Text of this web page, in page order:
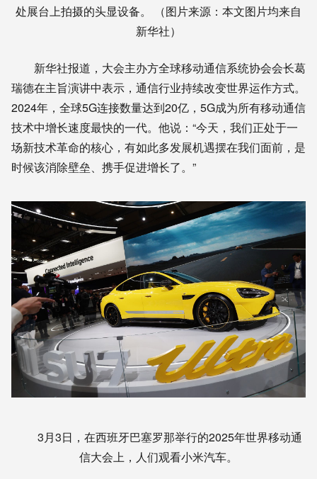
处展台上拍摄的头显设备。 （图片来源：本文图片均来自
新华社）
新华社报道，大会主办方全球移动通信系统协会会长葛
瑞德在主旨演讲中表示，通信行业持续改变世界运作方式。
2024年，全球5G连接数量达到20亿，5G成为所有移动通信
技术中增长速度最快的一代。他说：“今天，我们正处于一
场新技术革命的核心，有如此多发展机遇摆在我们面前，是
时候该消除壁垒、携手促进增长了。”
3月3日，在西班牙巴塞罗那举行的2025年世界移动通
信大会上，人们观看小米汽车。